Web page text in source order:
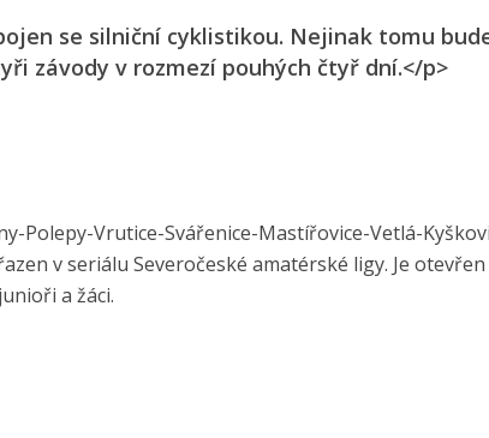
se silniční cyklistikou. Nejinak tomu
závody v rozmezí pouhých čtyř dní.</p>
Polepy-Vrutice-Svářenice-Mastířovice-Vetlá-
v seriálu Severočeské amatérské ligy. Je
a žáci.